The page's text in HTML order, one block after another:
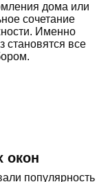
дома или
сочетание
Именно
становятся все
окон
популярность